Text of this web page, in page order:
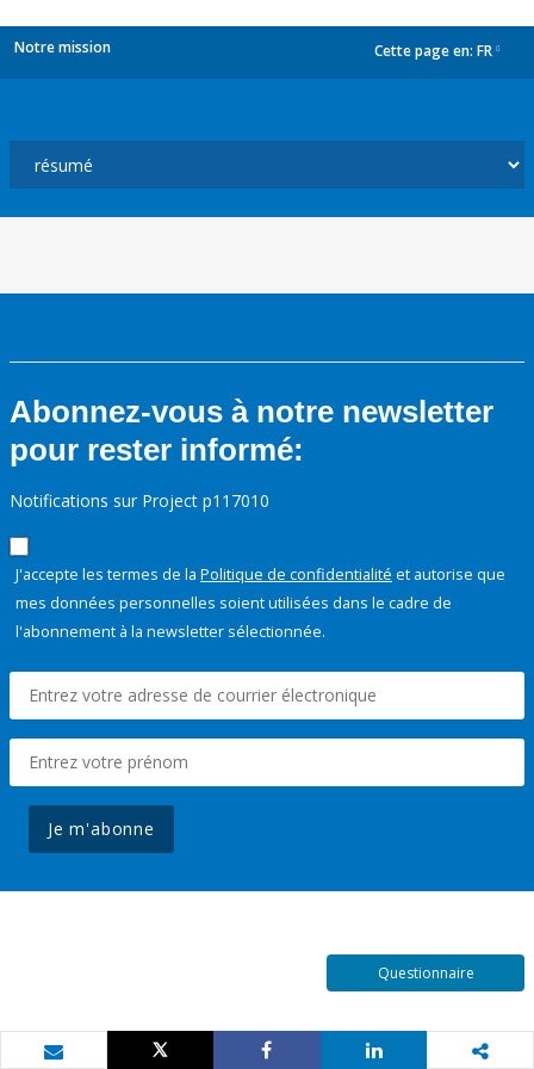
Notre mission Cette page en: FR
Abonnez-vous à notre newsletter
pour rester informé:
Notifications sur Project p117010
J'accepte les termes de la Politique de confidentialité et autorise que
mes données personnelles soient utilisées dans le cadre de
l'abonnement à la newsletter sélectionnée.
Je m'abonne
Questionnaire